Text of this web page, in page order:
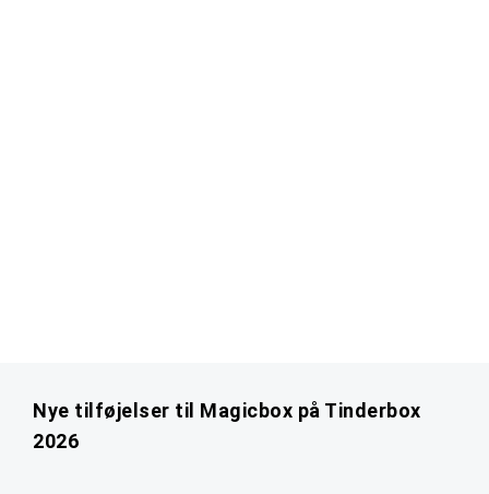
Nye tilføjelser til Magicbox på Tinderbox
2026